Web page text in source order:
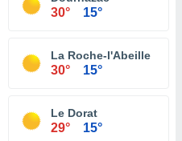
30° 15°
La Roche-l'Abeille
30° 15°
Le Dorat
29° 15°